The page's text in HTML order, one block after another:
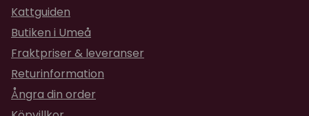
Kattguiden
Butiken i Umeå
Fraktpriser & leveranser
Returinformation
Ångra din order